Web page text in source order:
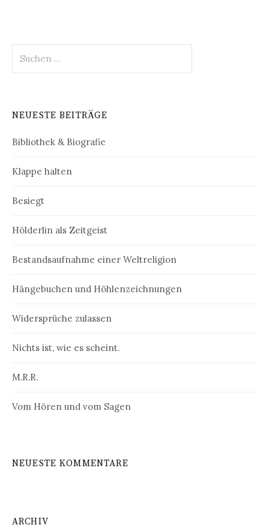
nach:
NEUESTE BEITRÄGE
Bibliothek & Biografie
Klappe halten
Besiegt
Hölderlin als Zeitgeist
Bestandsaufnahme einer Weltreligion
Hängebuchen und Höhlenzeichnungen
Widersprüche zulassen
Nichts ist, wie es scheint.
M.R.R.
Vom Hören und vom Sagen
NEUESTE KOMMENTARE
ARCHIV